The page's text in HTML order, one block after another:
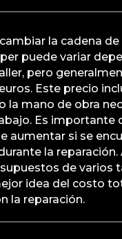
la cadena
puede variar
pero
Este precio
la mano de obra
Es importante
aumentar si se
la reparación.
de varios
idea del costo
la reparación.